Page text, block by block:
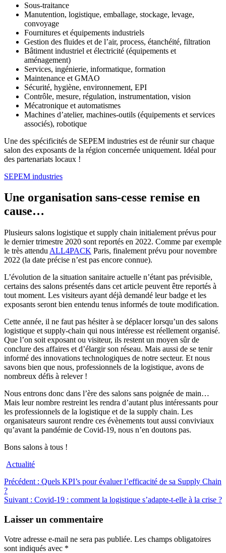
Sous-traitance
Manutention, logistique, emballage, stockage, levage,
convoyage
Fournitures et équipements industriels
Gestion des fluides et de l’air, process, étanchéité, filtration
Bâtiment industriel et électricité (équipements et
aménagement)
Services, ingénierie, informatique, formation
Maintenance et GMAO
Sécurité, hygiène, environnement, EPI
Contrôle, mesure, régulation, instrumentation, vision
Mécatronique et automatismes
Machines d’atelier, machines-outils (équipements et services
associés), robotique
Une des spécificités de SEPEM industries est de réunir sur chaque
salon des exposants de la région concernée uniquement. Idéal pour
des partenariats locaux !
SEPEM industries
Une organisation sans-cesse remise en
cause…
Plusieurs salons logistique et supply chain initialement prévus pour
le dernier trimestre 2020 sont reportés en 2022. Comme par exemple
le très attendu ALL4PACK Paris, finalement prévu pour novembre
2022 (la date précise n’est pas encore connue).
L’évolution de la situation sanitaire actuelle n’étant pas prévisible,
certains des salons présentés dans cet article peuvent être reportés à
tout moment. Les visiteurs ayant déjà demandé leur badge et les
exposants seront bien entendu tenus informés de toute modification.
Cette année, il ne faut pas hésiter à se déplacer lorsqu’un des salons
logistique et supply-chain qui nous intéresse est réellement organisé.
Que l’on soit exposant ou visiteur, ils restent un moyen sûr de
conclure des affaires et d’élargir son réseau. Mais aussi de se tenir
informé des innovations technologiques de notre secteur. Et nous
savons bien que nous, professionnels de la logistique, avons de
nombreux défis à relever !
Nous entrons donc dans l’ère des salons sans poignée de main…
Mais leur nombre restreint les rendra d’autant plus intéressants pour
les professionnels de la logistique et de la supply chain. Les
organisateurs sauront rendre ces évènements tout aussi conviviaux
qu’avant la pandémie de Covid-19, nous n’en doutons pas.
Bons salons à tous !
Actualité
Navigation
de
Précédent : Article
:
Quels KPI’s pour évaluer l’efficacité de sa Supply Chain
?
Suivant : Article
Covid-19 : comment la logistique s’adapte-t-elle à la crise ?
Laisser un commentaire
Votre adresse e-mail ne sera pas publiée. Les champs obligatoires
sont indiqués avec *